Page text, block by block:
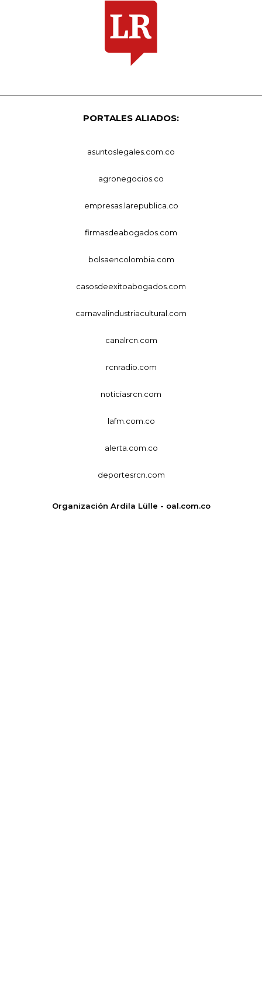
PORTALES ALIADOS:
asuntoslegales.com.co
agronegocios.co
empresas.larepublica.co
firmasdeabogados.com
bolsaencolombia.com
casosdeexitoabogados.com
carnavalindustriacultural.com
canalrcn.com
rcnradio.com
noticiasrcn.com
lafm.com.co
alerta.com.co
deportesrcn.com
Organización Ardila Lülle - oal.com.co